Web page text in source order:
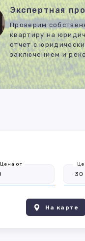
Экспертная
Проверим
квартиру на
отчет с
заключением и
Цена от
На карте